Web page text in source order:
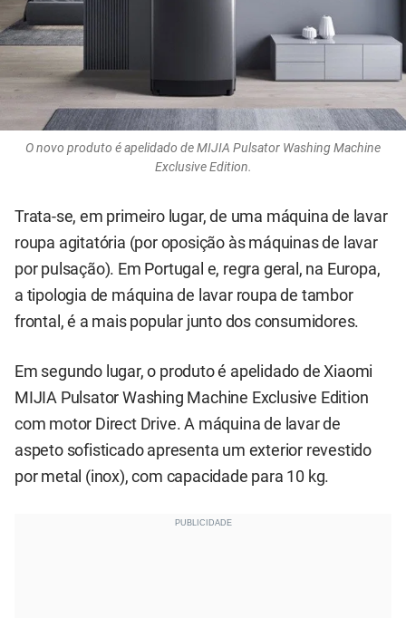
O novo produto é apelidado de MIJIA Pulsator Washing Machine
Exclusive Edition.
Trata-se, em primeiro lugar, de uma máquina de lavar
roupa agitatória (por oposição às máquinas de lavar
por pulsação). Em Portugal e, regra geral, na Europa,
a tipologia de máquina de lavar roupa de tambor
frontal, é a mais popular junto dos consumidores.
Em segundo lugar, o produto é apelidado de Xiaomi
MIJIA Pulsator Washing Machine Exclusive Edition
com motor Direct Drive. A máquina de lavar de
aspeto sofisticado apresenta um exterior revestido
por metal (inox), com capacidade para 10 kg.